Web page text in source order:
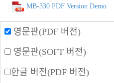
MB-330 PDF Version Demo
영문판(PDF 버전)
영문판(SOFT 버전)
한글 버전(PDF 버전)